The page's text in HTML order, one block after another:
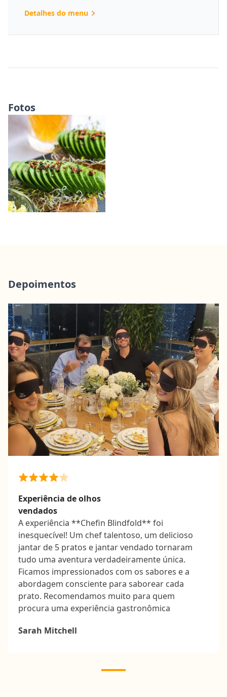
Detalhes do menu
Fotos
Depoimentos
Experiência de olhos
vendados
A experiência **Chefin Blindfold** foi
inesquecível! Um chef talentoso, um delicioso
jantar de 5 pratos e jantar vendado tornaram
tudo uma aventura verdadeiramente única.
Ficamos impressionados com os sabores e a
abordagem consciente para saborear cada
prato. Recomendamos muito para quem
procura uma experiência gastronômica
Sarah Mitchell